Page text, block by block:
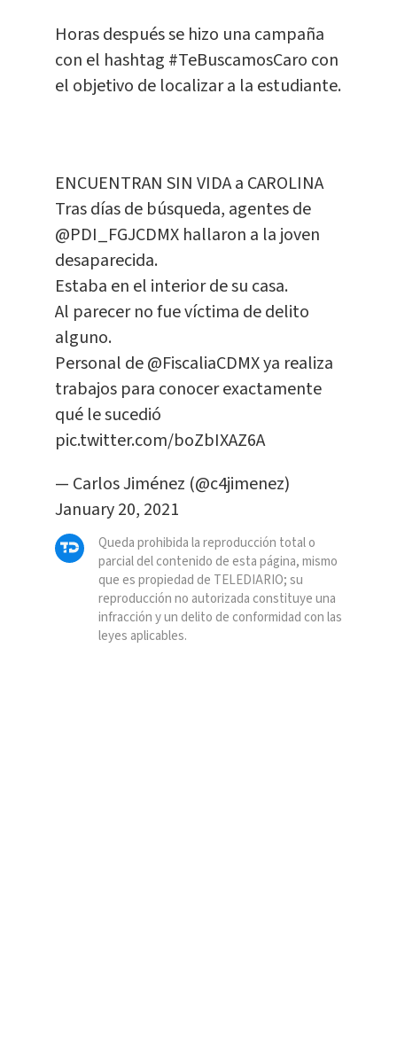
Horas después se hizo una campaña
con el hashtag #TeBuscamosCaro con
el objetivo de localizar a la estudiante.
ENCUENTRAN SIN VIDA a CAROLINA
Tras días de búsqueda, agentes de
@PDI_FGJCDMXhallaron a la joven
desaparecida.
Estaba en el interior de su casa.
Al parecer no fue víctima de delito
alguno.
Personal de@FiscaliaCDMXya realiza
trabajos para conocer exactamente
qué le sucedió
pic.twitter.com/boZbIXAZ6A
— Carlos Jiménez (@c4jimenez)
January 20, 2021
Queda prohibida la reproducción total o
parcial del contenido de esta página, mismo
que es propiedad de TELEDIARIO; su
reproducción no autorizada constituye una
infracción y un delito de conformidad con las
leyes aplicables.